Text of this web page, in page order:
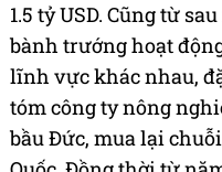
1.5 tỷ USD. Cũng từ
bành trướng hoạt
lĩnh vực khác nhau,
tóm công ty nông
bầu Đức, mua lại